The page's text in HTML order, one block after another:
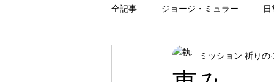
全記事 ジョージ・ミュラー
祈りの恵みの現れミッション 祈りの